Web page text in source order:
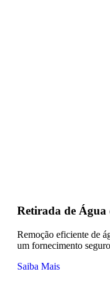
Retirada de Água
Remoção eficiente de
um fornecimento
Saiba Mais